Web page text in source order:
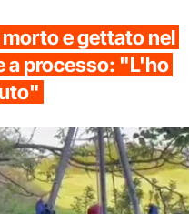
e gettato nel
a processo: "L'ho